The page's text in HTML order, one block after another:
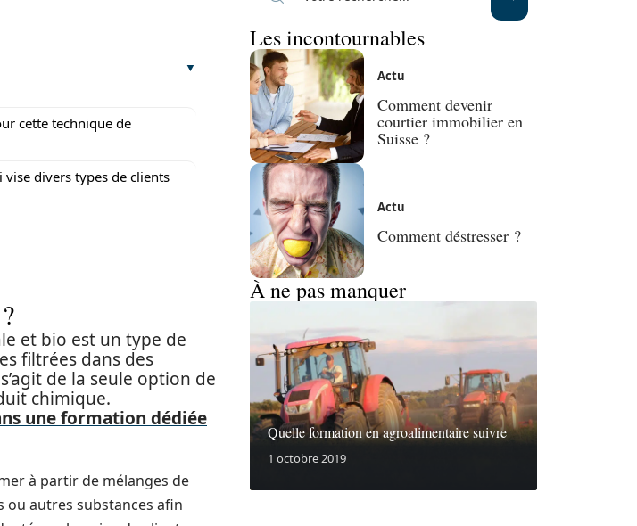
cette technique de
divers types de clients
et bio est un type de
filtrées dans des
de la seule option de
chimique.
une formation dédiée
à partir de mélanges de
ou autres substances afin
Les incontournables
Actu
Comment devenir
courtier immobilier en
Suisse ?
Actu
Comment déstresser ?
À ne pas manquer
Quelle formation en agroalimentaire suivre
1 octobre 2019